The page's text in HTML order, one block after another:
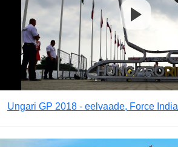
Ungari GP 2018 - eelvaade, Force India